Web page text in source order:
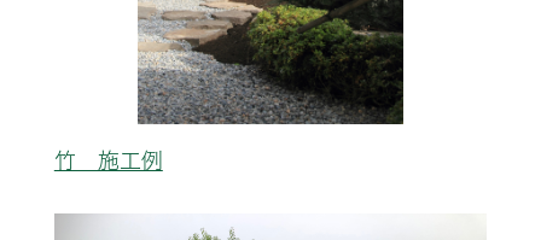
竹 施工例